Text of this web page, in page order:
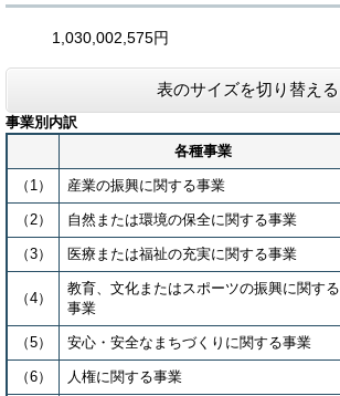
1,030,002,575円
表のサイズを切り替える
事業別内訳
各種事業
（1） 産業の振興に関する事業
（2） 自然または環境の保全に関する事業
（3） 医療または福祉の充実に関する事業
（4）
教育、文化またはスポーツの振興に関する
事業
（5） 安心・安全なまちづくりに関する事業
（6） 人権に関する事業